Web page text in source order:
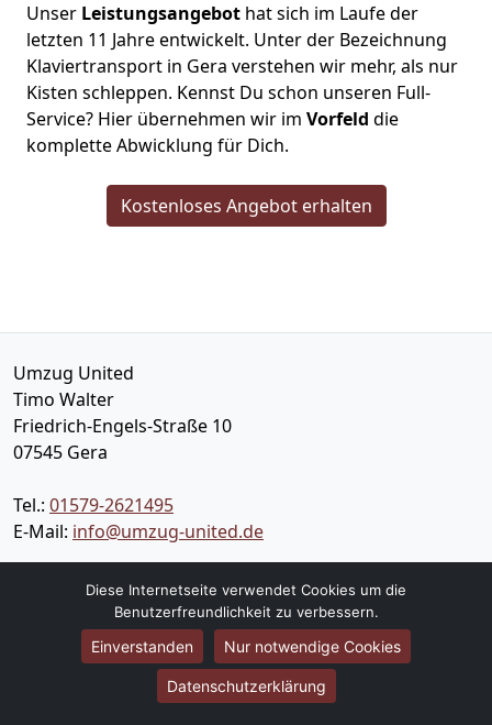
Unser Leistungsangebot hat sich im Laufe der
letzten 11 Jahre entwickelt. Unter der Bezeichnung
Klaviertransport in Gera verstehen wir mehr, als nur
Kisten schleppen. Kennst Du schon unseren Full-
Service? Hier übernehmen wir im Vorfeld die
komplette Abwicklung für Dich.
Kostenloses Angebot erhalten
Umzug United
Timo Walter
Friedrich-Engels-Straße 10
07545 Gera
Tel.: 01579-2621495
E-Mail: info@umzug-united.de
Öffnungszeiten:Mo - Sa: 09:00 - 16:00 Uhr
Impressum
Diese Internetseite verwendet Cookies um die
Benutzerfreundlichkeit zu verbessern.
Einverstanden Nur notwendige Cookies
Datenschutzerklärung